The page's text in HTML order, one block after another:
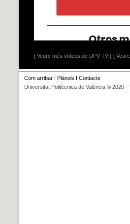
[ Veure més vídeos de UPV TV ] [
Com arribar I Plànols I Contacte
Universitat Politècnica de València © 2020 ·